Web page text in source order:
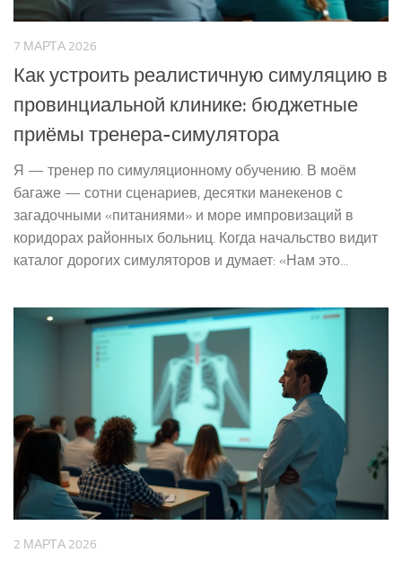
7 МАРТА 2026
Как устроить реалистичную симуляцию в
провинциальной клинике: бюджетные
приёмы тренера-симулятора
Я — тренер по симуляционному обучению. В моём
багаже — сотни сценариев, десятки манекенов с
загадочными «питаниями» и море импровизаций в
коридорах районных больниц. Когда начальство видит
каталог дорогих симуляторов и думает: «Нам это...
2 МАРТА 2026